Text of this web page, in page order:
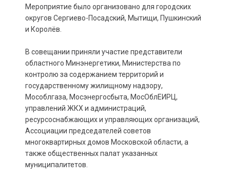
Мероприятие было организовано для городских
округов Сергиево-Посадский, Мытищи, Пушкинский
и Королёв.
В совещании приняли участие представители
областного Минэнергетики, Министерства по
контролю за содержанием территорий и
государственному жилищному надзору,
Мособлгаза, Мосэнергосбыта, МосОблЕИРЦ,
управлений ЖКХ и администраций,
ресурсоснабжающих и управляющих организаций,
Ассоциации председателей советов
многоквартирных домов Московской области, а
также общественных палат указанных
муниципалитетов.